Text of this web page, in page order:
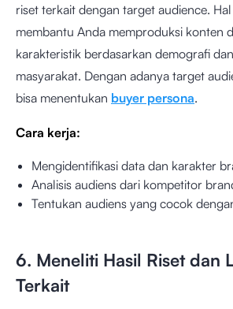
riset terkait dengan target audience.
membantu Anda memproduksi konten
karakteristik berdasarkan demografi
masyarakat. Dengan adanya target
bisa menentukan buyer persona.
Cara kerja:
Mengidentifikasi data dan karakter
Analisis audiens dari kompetitor
Tentukan audiens yang cocok
6. Meneliti Hasil Riset dan
Terkait